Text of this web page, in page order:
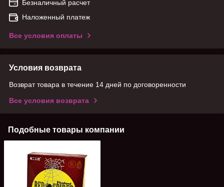
Безналичный расчет
Наложенный платеж
Все условия оплаты
Условия возврата
Возврат товара в течение 14 дней по договоренности
Все условия возврата
Подобные товары компании